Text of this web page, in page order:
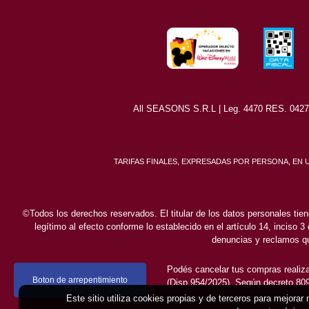
All SEASONS S.R.L | Leg. 4470 RES.
TARIFAS FINALES, EXPRESADAS POR PERSONA, EN
©Todos los derechos reservados. El titular de los datos personales
legítimo al efecto conforme lo establecido en el artículo 14, inciso
denuncias y reclamos
Boton de arrepentimiento
Podés cancelar tus compras
(Disp.954/2025). Según decreto
Este sitio utiliza cookies propias y de terceros para